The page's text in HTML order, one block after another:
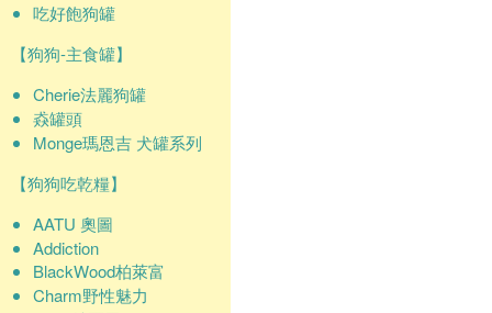
吃好飽狗罐
【狗狗-主食罐】
Cherie法麗狗罐
猋罐頭
Monge瑪恩吉 犬罐系列
【狗狗吃乾糧】
AATU 奧圖
Addiction
BlackWood柏萊富
Charm野性魅力